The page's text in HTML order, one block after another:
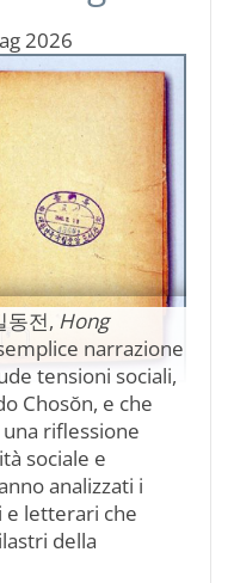
2026
동전, Hong
narrazione
tensioni sociali,
Chosŏn, e che
riflessione
sociale e
analizzati i
e letterari che
della